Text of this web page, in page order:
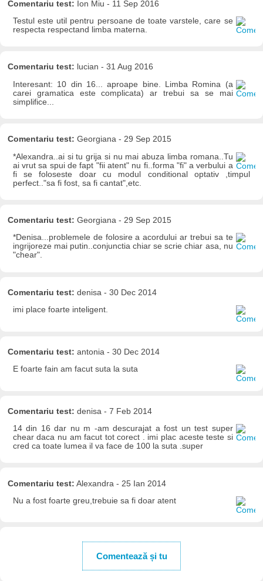
Comentariu test: Ion Miu - 11 Sep 2016
Testul este util pentru persoane de toate varstele, care se
respecta respectand limba materna.
Comentariu test: lucian - 31 Aug 2016
Interesant: 10 din 16... aproape bine. Limba Romina (a
carei gramatica este complicata) ar trebui sa se mai
simplifice...
Comentariu test: Georgiana - 29 Sep 2015
*Alexandra..ai si tu grija si nu mai abuza limba romana..Tu
ai vrut sa spui de fapt "fii atent" nu fi..forma "fi" a verbului a
fi se foloseste doar cu modul conditional optativ ,timpul
perfect.."sa fi fost, sa fi cantat",etc.
Comentariu test: Georgiana - 29 Sep 2015
*Denisa...problemele de folosire a acordului ar trebui sa te
ingrijoreze mai putin..conjunctia chiar se scrie chiar asa, nu
"chear".
Comentariu test: denisa - 30 Dec 2014
imi place foarte inteligent.
Comentariu test: antonia - 30 Dec 2014
E foarte fain am facut suta la suta
Comentariu test: denisa - 7 Feb 2014
14 din 16 dar nu m -am descurajat a fost un test super
chear daca nu am facut tot corect . imi plac aceste teste si
cred ca toate lumea il va face de 100 la suta .super
Comentariu test: Alexandra - 25 Ian 2014
Nu a fost foarte greu,trebuie sa fi doar atent
Comentează și tu